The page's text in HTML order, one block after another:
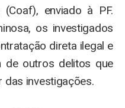
(Coaf), enviado à PF.
os investigados
direta ilegal e
de outros delitos que
investigações.